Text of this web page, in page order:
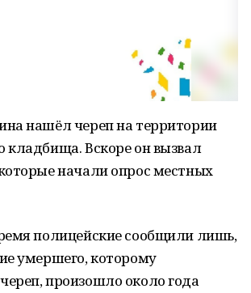
нашёл череп на территории
кладбища. Вскоре он вызвал
начали опрос местных
полицейские сообщили лишь,
умершего, которому
произошло около года